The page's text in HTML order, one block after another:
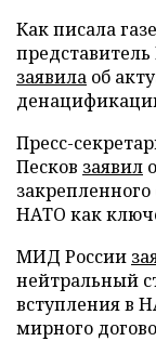
Как писала
заявила об
Пресс-
Песков заявил
закрепленного
НАТО как
МИД России
нейтральный
вступления в
мирного